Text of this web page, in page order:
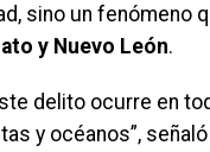
sino un fenómeno
y Nuevo León.
delito ocurre en
y océanos”,